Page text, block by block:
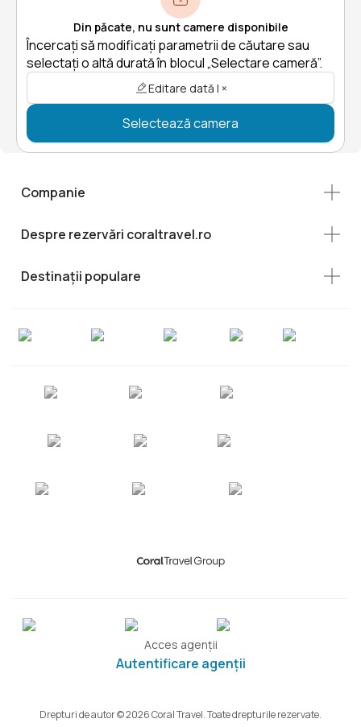
Din păcate, nu sunt camere disponibile
Încercați să modificați parametrii de căutare sau
selectați o altă durată în blocul „Selectare cameră”.
Editare dată | ×
Selectează camera
Companie
Despre rezervări coraltravel.ro
Destinații populare
Acces agenții
Autentificare agenții
Drepturi de autor © 2026 Coral Travel. Toate drepturile rezervate.